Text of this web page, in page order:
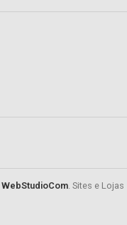
WebStudioCom. Sites e Lojas